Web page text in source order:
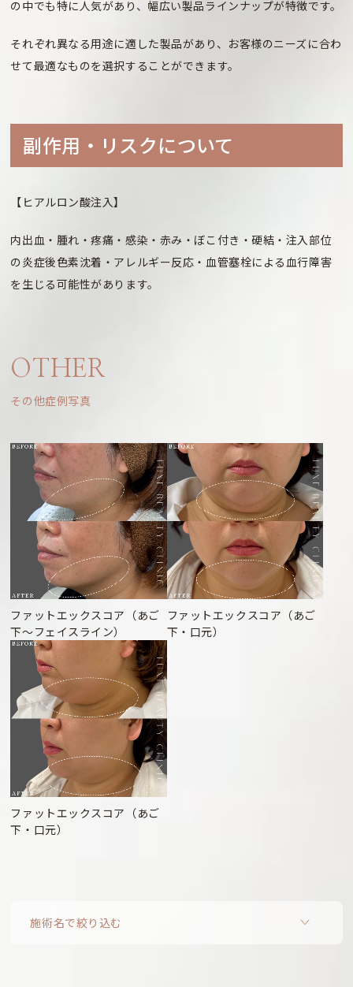
の中でも特に人気があり、幅広い製品ラインナップが特徴です。
それぞれ異なる用途に適した製品があり、お客様のニーズに合わ
せて最適なものを選択することができます。
副作⽤・リスクについて
【ヒアルロン酸注入】
内出血・腫れ・疼痛・感染・赤み・ぼこ付き・硬結・注入部位
の炎症後色素沈着・アレルギー反応・血管塞栓による血行障害
を生じる可能性があります。
OTHER
その他症例写真
ファットエックスコア（あご
下～フェイスライン）
ファットエックスコア（あご
下・口元）
ファットエックスコア（あご
下・口元）
施術名で絞り込む